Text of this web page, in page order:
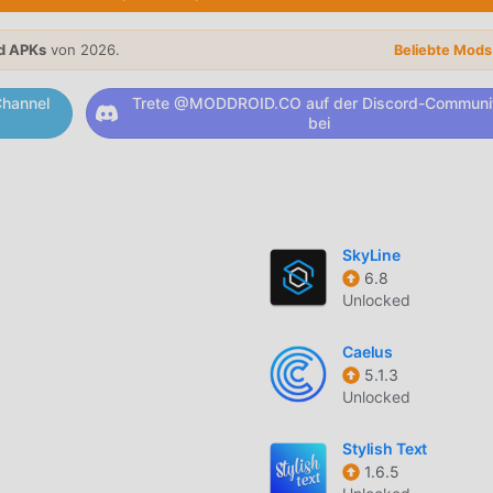
dass alle Edge Lighting -Mods den Benutzern keine
zu installieren sind. Laden Sie einfach den Moddroid-
Klick herunterladen und installieren. Worauf warten Sie
haben ihre leistungsstarken Funktionen eine große
personalization-Anwendungen bietet Edge Lighting
Sie müssen nur Edge Lighting 3.5.0 herunterladen
erleben und es ist völlig kostenlos! Darüber hinaus
warten Sie noch, kommen Sie und laden Sie sie jetzt
völlig kostenlos zur Verfügung, sondern hängt auch die
zur Verfügung stellt, Sie können die höchste Stufe von
APKs von 2026. Beliebte
Trete @MODDROID.CO auf der Discord-
bei
SkyLine
6.8
Unlocked
Caelus
5.1.3
Unlocked
Stylish Text
1.6.5